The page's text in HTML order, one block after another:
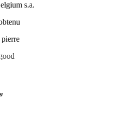
s.a.
pierre